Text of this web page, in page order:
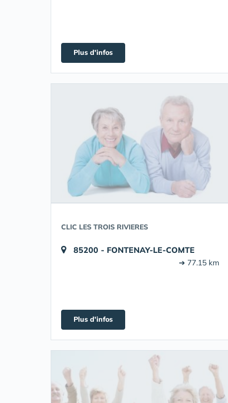
Plus d'infos
CLIC LES TROIS RIVIERES
85200 - FONTENAY-LE-COMTE
➔ 77.15 km
Plus d'infos